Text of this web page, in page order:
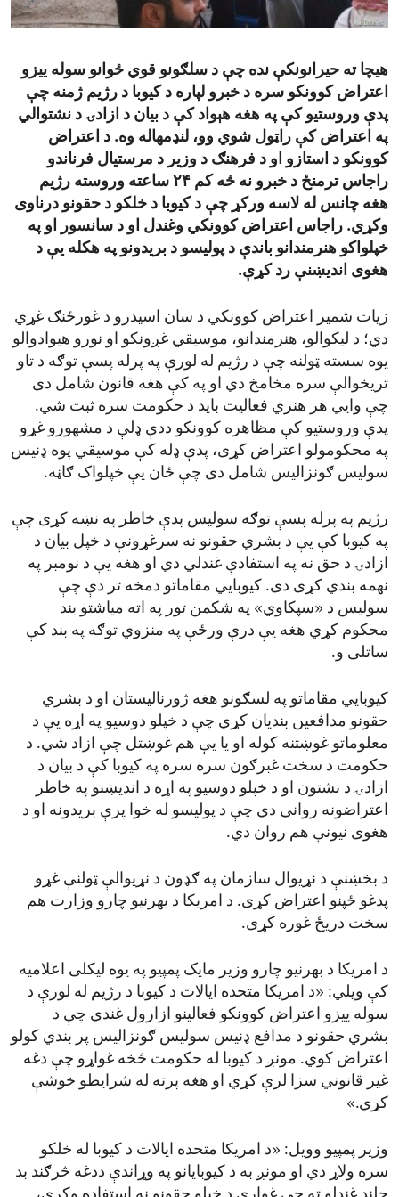
ENVIRONMENT AND HEALTH
هیچا ته حیرانونکې نده چې د سلګونو قوي ځوانو سوله ییزو
اعتراض کوونکو سره د خبرو لپاره د کیوبا د رژیم ژمنه چې
پدې وروستیو کې په هغه هېواد کې د بیان د ازادۍ د نشتوالي
په اعتراض کې راټول شوي وو، لنډمهاله وه. د اعتراض
کوونکو د استازو او د فرهنګ د وزیر د مرستیال فرناندو
راجاس ترمنځ د خبرو نه څه کم ۲۴ ساعته وروسته رژیم
هغه چانس له لاسه ورکړ چې د کیوبا د خلکو د حقونو درناوی
وکړي. راجاس اعتراض کوونکي وغندل او د سانسور او په
خپلواکو هنرمندانو باندې د پولیسو د بریدونو په هکله یې د
هغوی اندیښنې رد کړې.
زیات شمیر اعتراض کوونکي د سان اسیدرو د غورځنګ غړي
دي؛ د لیکوالو، هنرمندانو، موسیقي غږونکو او نورو هیوادوالو
یوه سسته ټولنه چې د رژیم له لورې په پرله پسې توګه د تاو
تریخوالې سره مخامخ دي او په کې هغه قانون شامل دی
چې وایي هر هنري فعالیت باید د حکومت سره ثبت شي.
پدې وروستیو کې مظاهره کوونکو ددې ډلې د مشهورو غړو
په محکومولو اعتراض کړی، پدې ډله کې موسیقي پوه ډنیس
سولیس ګونزالیس شامل دی چې ځان یې خپلواک ګاڼه.
رژیم په پرله پسې توګه سولیس پدې خاطر په نښه کړی چې
په کیوبا کې یې د بشري حقونو نه سرغړونې د خپل بیان د
ازادۍ د حق نه په استفادې غندلي دي او هغه یې د نومبر په
نهمه بندي کړی دی. کیوبایي مقاماتو دمخه تر دې چې
سولیس د «سپکاوي» په شکمن تور په اته میاشتو بند
محکوم کړي هغه یې درې ورځې په منزوي توګه په بند کې
ساتلی و.
کیوبایي مقاماتو په لسګونو هغه ژورنالیستان او د بشري
حقونو مدافعین بندیان کړي چې د خپلو دوسیو په اړه یې د
معلوماتو غوښتنه کوله او یا یې هم غوښتل چې ازاد شي. د
حکومت د سخت غبرګون سره سره په کیوبا کې د بیان د
ازادۍ د نشتون او د خپلو دوسیو په اړه د اندیښنو په خاطر
اعتراضونه رواني دي چې د پولیسو له خوا پرې بریدونه او د
هغوی نیونې هم روان دي.
د بخښنې د نړیوال سازمان په ګډون د نړیوالې ټولنې غړو
پدغو ځپنو اعتراض کړی. د امریکا د بهرنیو چارو وزارت هم
سخت دریځ غوره کړی.
د امریکا د بهرنیو چارو وزیر مایک پمپیو په یوه لیکلی اعلامیه
کې ویلي: «د امریکا متحده ایالات د کیوبا د رژیم له لورې د
سوله ییزو اعتراض کوونکو فعالینو ازارول غندي چې د
بشري حقونو د مدافع ډنیس سولیس ګونزالیس پر بندي کولو
اعتراض کوي. مونږ د کیوبا له حکومت څخه غواړو چې دغه
غیر قانوني سزا لرې کړي او هغه پرته له شرایطو خوشې
کړي.»
وزیر پمپیو وویل: «د امریکا متحده ایالات د کیوبا له خلکو
سره ولاړ دي او مونږ به د کیوبایانو په وړاندې ددغه څرګند بد